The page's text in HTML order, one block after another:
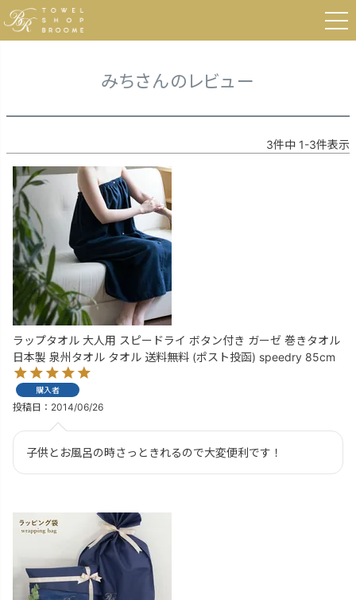
HOME みちさんのレビュー
みちさんのレビュー
3件中 1-3件表示
ラップタオル 大人用 スピードライ ボタン付き ガーゼ 巻きタオル
日本製 泉州タオル タオル 送料無料 (ポスト投函) speedry 85cm
購入者
投稿日 2014/06/26
子供とお風呂の時さっときれるので大変便利です！